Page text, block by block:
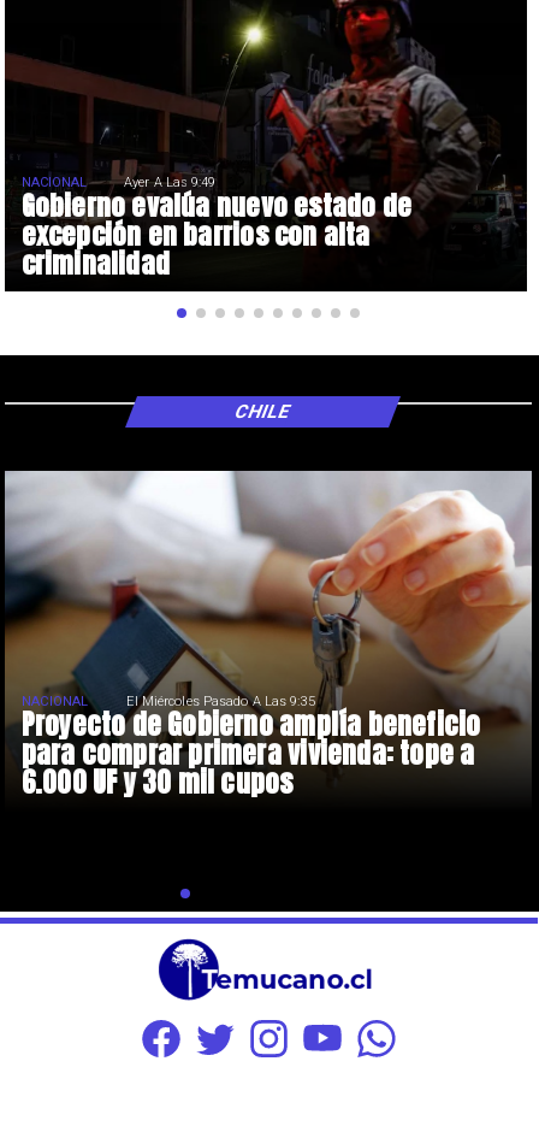
Gobierno evalúa nuevo estado de
excepción en barrios con alta
criminalidad
NACIONAL Ayer A Las 9:49
Proyecto de Gobierno amplía beneficio
para comprar primera vivienda: tope a
6.000 UF y 30 mil cupos
NACIONAL El Miércoles Pasado A Las 9:35
CHILE